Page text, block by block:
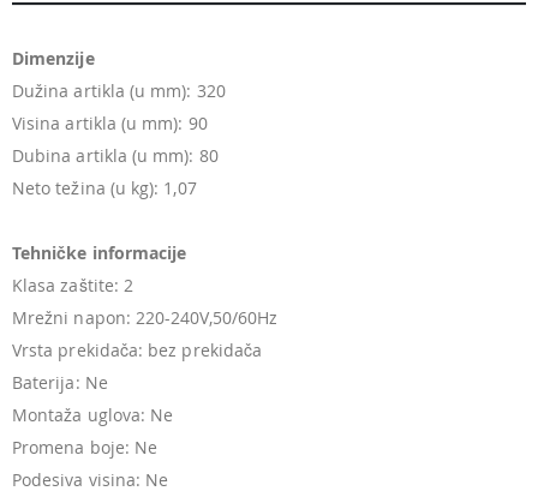
Dimenzije
Dužina artikla (u mm): 320
Visina artikla (u mm): 90
Dubina artikla (u mm): 80
Neto težina (u kg): 1,07
Tehničke informacije
Klasa zaštite: 2
Mrežni napon: 220-240V,50/60Hz
Vrsta prekidača: bez prekidača
Baterija: Ne
Montaža uglova: Ne
Promena boje: Ne
Podesiva visina: Ne